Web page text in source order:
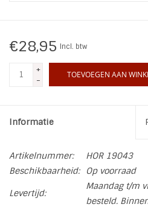
€28,95 Incl. btw
+
-
TOEVOEGEN AAN
Informatie
Artikelnummer:
HOR 19043
Beschikbaarheid:
Op voorraad
Levertijd:
Maandag t/m
besteld.